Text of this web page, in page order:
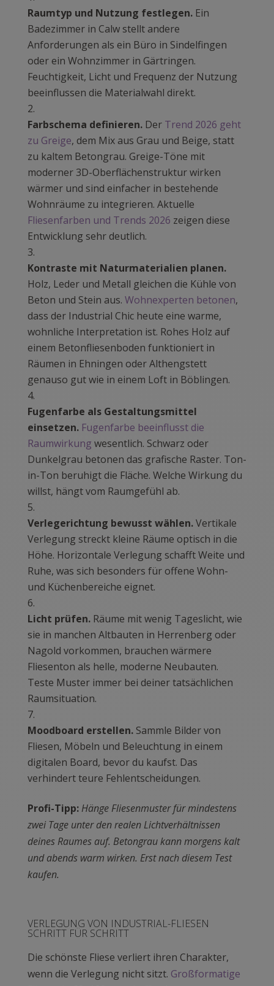
Raumtyp und Nutzung festlegen.Ein
Badezimmer in Calw stellt andere
Anforderungen als ein Büro in Sindelfingen
oder ein Wohnzimmer in Gärtringen.
Feuchtigkeit, Licht und Frequenz der Nutzung
beeinflussen die Materialwahl direkt.
Farbschema definieren.Der Trend 2026 geht
zu Greige, dem Mix aus Grau und Beige, statt
zu kaltem Betongrau. Greige-Töne mit
moderner 3D-Oberflächenstruktur wirken
wärmer und sind einfacher in bestehende
Wohnräume zu integrieren. Aktuelle
Fliesenfarben und Trends 2026 zeigen diese
Entwicklung sehr deutlich.
Kontraste mit Naturmaterialien planen.
Holz, Leder und Metall gleichen die Kühle von
Beton und Stein aus. Wohnexperten betonen,
dass der Industrial Chic heute eine warme,
wohnliche Interpretation ist. Rohes Holz auf
einem Betonfliesenboden funktioniert in
Räumen in Ehningen oder Althengstett
genauso gut wie in einem Loft in Böblingen.
Fugenfarbe als Gestaltungsmittel
einsetzen. Fugenfarbe beeinflusst die
Raumwirkung wesentlich. Schwarz oder
Dunkelgrau betonen das grafische Raster. Ton-
in-Ton beruhigt die Fläche. Welche Wirkung du
willst, hängt vom Raumgefühl ab.
Verlegerichtung bewusst wählen.Vertikale
Verlegung streckt kleine Räume optisch in die
Höhe. Horizontale Verlegung schafft Weite und
Ruhe, was sich besonders für offene Wohn-
und Küchenbereiche eignet.
Licht prüfen.Räume mit wenig Tageslicht, wie
sie in manchen Altbauten in Herrenberg oder
Nagold vorkommen, brauchen wärmere
Fliesenton als helle, moderne Neubauten.
Teste Muster immer bei deiner tatsächlichen
Raumsituation.
Moodboard erstellen.Sammle Bilder von
Fliesen, Möbeln und Beleuchtung in einem
digitalen Board, bevor du kaufst. Das
verhindert teure Fehlentscheidungen.
Profi-Tipp: Hänge Fliesenmuster für mindestens
zwei Tage unter den realen Lichtverhältnissen
deines Raumes auf. Betongrau kann morgens kalt
und abends warm wirken. Erst nach diesem Test
kaufen.
VERLEGUNG VON INDUSTRIAL-FLIESEN
SCHRITT FÜR SCHRITT
Die schönste Fliese verliert ihren Charakter,
wenn die Verlegung nicht sitzt. Großformatige